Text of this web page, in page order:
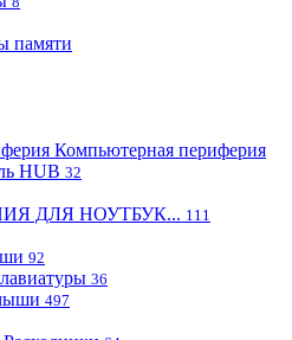
памяти
Компьютерная периферия
HUB 32
ДЛЯ НОУТБУК... 111
92
36
497